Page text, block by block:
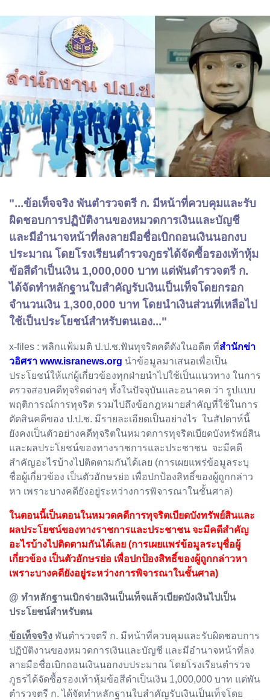
"...ข้อเท็จจริง พันตำรวจตรี ก. มีหน้าที่ควบคุมและรับ
ผิดชอบการปฏิบัติงานของหมวดการเงินและบัญชี
และมีอำนาจหน้าที่ลงลายมือชื่อเบิกถอนเงินนอกงบ
ประมาณ โดยโรงเรียนตำรวจภูธรได้จัดซื้อรองเท้าหุ้ม
ข้อสีดำเป็นเงิน 1,000,000 บาท แต่พันตำรวจตรี ก.
ได้จัดทำหลักฐานใบสำคัญรับเงินเป็นเท็จโดยกรอก
จำนวนเงิน 1,300,000 บาท โดยนำเงินส่วนที่เหลือไป
ใช้เป็นประโยชน์สำหรับตนเอง..."
x-files : พลิกแฟ้มมติ ป.ป.ช.ฟันทุจริตคดีดังในอดีต ที่สำนักข่า
วอิศรา www.isranews.org นำข้อมูลมาเสนอเพื่อเป็น
ประโยชน์ให้แก่ผู้เกี่ยวข้องทุกฝ่ายนำไปใช้เป็นแนวทาง ในการ
ตรวจสอบคดีทุจริตต่างๆ ทั้งในปัจจุบันและอนาคต ว่า รูปแบบ
พฤติการณ์การทุจริต รวมไปถึงข้อกฎหมายสำคัญที่ใช้ในการ
ตัดสินคดีของ ป.ป.ช. มีรายละเอียดเป็นอย่างไร ในสัปดาห์นี้
ยังคงเป็นตัวอย่างคดีทุจริตในหมวดการทุจริตเบียดบังทรัพย์สิน
และผลประโยชน์ของทางราชการและประชาชน จะมีคดี
สำคัญอะไรบ้างไปติดตามกันได้เลย (การเผยแพร่ข้อมูลระบุ
ชื่อผู้เกี่ยวข้อง เป็นตัวอักษรย่อ เพื่อปกป้องสิทธิ์ของผู้ถูกกล่าว
หา เพราะบางคดียังอยู่ระหว่างการพิจารณาในชั้นศาล)
ในตอนนี้เป็นตอนในหมวดคดีการทุจริตเบียดบังทรัพย์สินและ
ผลประโยชน์ของทางราชการและประชาชน จะมีคดีสำคัญ
อะไรบ้างไปติดตามกันได้เลย (การเผยแพร่ข้อมูลระบุชื่อผู้
เกี่ยวข้อง เป็นตัวอักษรย่อ เพื่อปกป้องสิทธิ์ของผู้ถูกกล่าวหา
เพราะบางคดียังอยู่ระหว่างการพิจารณาในชั้นศาล)
@ ทำหลักฐานเบิกจ่ายเงินเป็นเท็จแล้วเบียดบังเงินไปเป็น
ประโยชน์สำหรับตน
ข้อเท็จจริง พันตำรวจตรี ก. มีหน้าที่ควบคุมและรับผิดชอบการ
ปฏิบัติงานของหมวดการเงินและบัญชี และมีอำนาจหน้าที่ลง
ลายมือชื่อเบิกถอนเงินนอกงบประมาณ โดยโรงเรียนตำรวจ
ภูธรได้จัดซื้อรองเท้าหุ้มข้อสีดำเป็นเงิน 1,000,000 บาท แต่พัน
ตำรวจตรี ก. ได้จัดทำหลักฐานใบสำคัญรับเงินเป็นเท็จโดย